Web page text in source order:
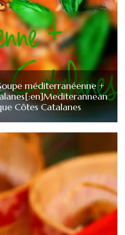
méditerranéenne +
Côtes Catalanes